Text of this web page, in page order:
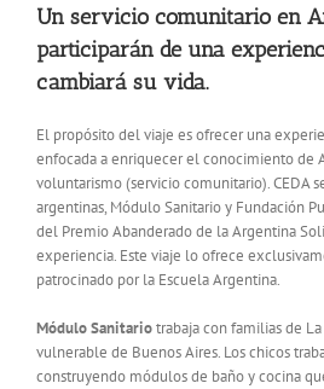
Un servicio comunitario en
participarán de una
cambiará su vida.
El propósito del viaje es ofrecer una
enfocada a enriquecer el conocimiento de
voluntarismo (servicio comunitario). CEDA
argentinas, Módulo Sanitario y Fundación
del Premio Abanderado de la Argentina
experiencia. Este viaje lo ofrece
patrocinado por la Escuela Argentina.
Módulo Sanitariotrabaja con familias de
vulnerable de Buenos Aires. Los chicos
construyendo módulos de baño y cocina